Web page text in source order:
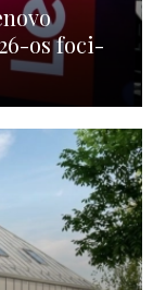
os foci-